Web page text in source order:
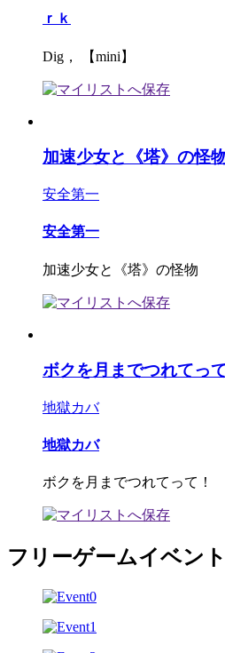
ｒｋ
Dig， 【mini】
加速少女と《塔》の怪
安全第一
安全第一
加速少女と《塔》の怪物
ボクを月までつれてっ
地獄カバ
地獄カバ
ボクを月までつれてって！
フリーゲームイベン